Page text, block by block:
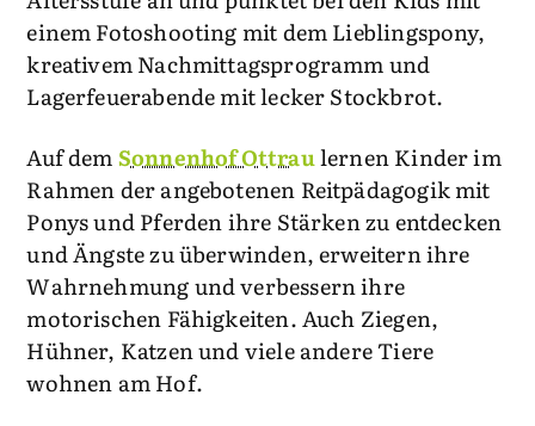
einem Fotoshooting mit dem Lieblingspony,
kreativem Nachmittagsprogramm und
Lagerfeuerabende mit lecker Stockbrot.
Auf demSonnenhof Ottraulernen Kinder im
Rahmen der angebotenen Reitpädagogik mit
Ponys und Pferden ihre Stärken zu entdecken
und Ängste zu überwinden, erweitern ihre
Wahrnehmung und verbessern ihre
motorischen Fähigkeiten. Auch Ziegen,
Hühner, Katzen und viele andere Tiere
wohnen am Hof.